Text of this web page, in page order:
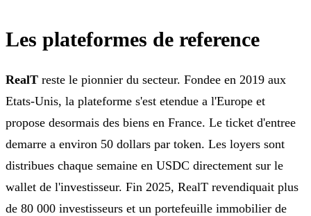
Les plateformes de reference
RealT reste le pionnier du secteur. Fondee en 2019 aux
Etats-Unis, la plateforme s'est etendue a l'Europe et
propose desormais des biens en France. Le ticket d'entree
demarre a environ 50 dollars par token. Les loyers sont
distribues chaque semaine en USDC directement sur le
wallet de l'investisseur. Fin 2025, RealT revendiquait plus
de 80 000 investisseurs et un portefeuille immobilier de